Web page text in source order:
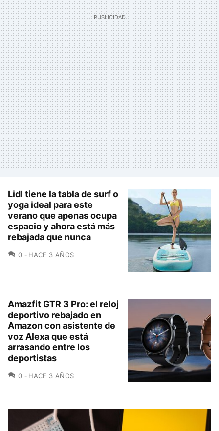
Lidl tiene la tabla de surf o
yoga ideal para este
verano que apenas ocupa
espacio y ahora está más
rebajada que nunca
0 COMENTARIOS
HACE 3 AÑOS
Amazfit GTR 3 Pro: el reloj
deportivo rebajado en
Amazon con asistente de
voz Alexa que está
arrasando entre los
deportistas
0 COMENTARIOS
HACE 3 AÑOS